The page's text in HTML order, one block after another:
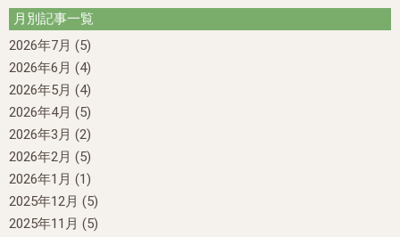
月別記事一覧
2026年7月 (5)
2026年6月 (4)
2026年5月 (4)
2026年4月 (5)
2026年3月 (2)
2026年2月 (5)
2026年1月 (1)
2025年12月 (5)
2025年11月 (5)